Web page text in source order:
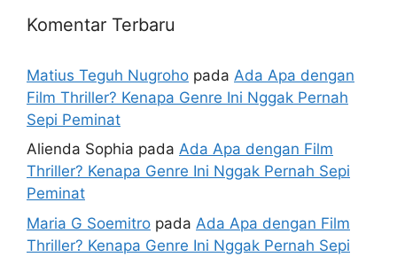
Komentar Terbaru
Matius Teguh Nugroho pada Ada Apa dengan
Film Thriller? Kenapa Genre Ini Nggak Pernah
Sepi Peminat
Alienda Sophia pada Ada Apa dengan Film
Thriller? Kenapa Genre Ini Nggak Pernah Sepi
Peminat
Maria G Soemitro pada Ada Apa dengan Film
Thriller? Kenapa Genre Ini Nggak Pernah Sepi